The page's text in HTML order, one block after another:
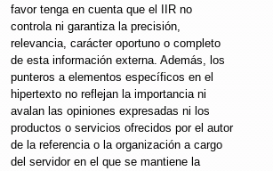
favor tenga en cuenta que el IIR no
controla ni garantiza la precisión,
relevancia, carácter oportuno o completo
de esta información externa. Además, los
punteros a elementos específicos en el
hipertexto no reflejan la importancia ni
avalan las opiniones expresadas ni los
productos o servicios ofrecidos por el autor
de la referencia o la organización a cargo
del servidor en el que se mantiene la